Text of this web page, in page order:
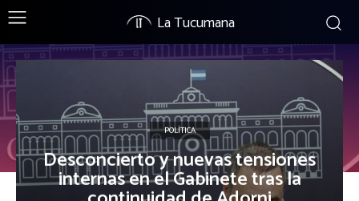
La Tucumana
POLÍTICA
Desconcierto y nuevas tensiones
internas en el Gabinete tras la